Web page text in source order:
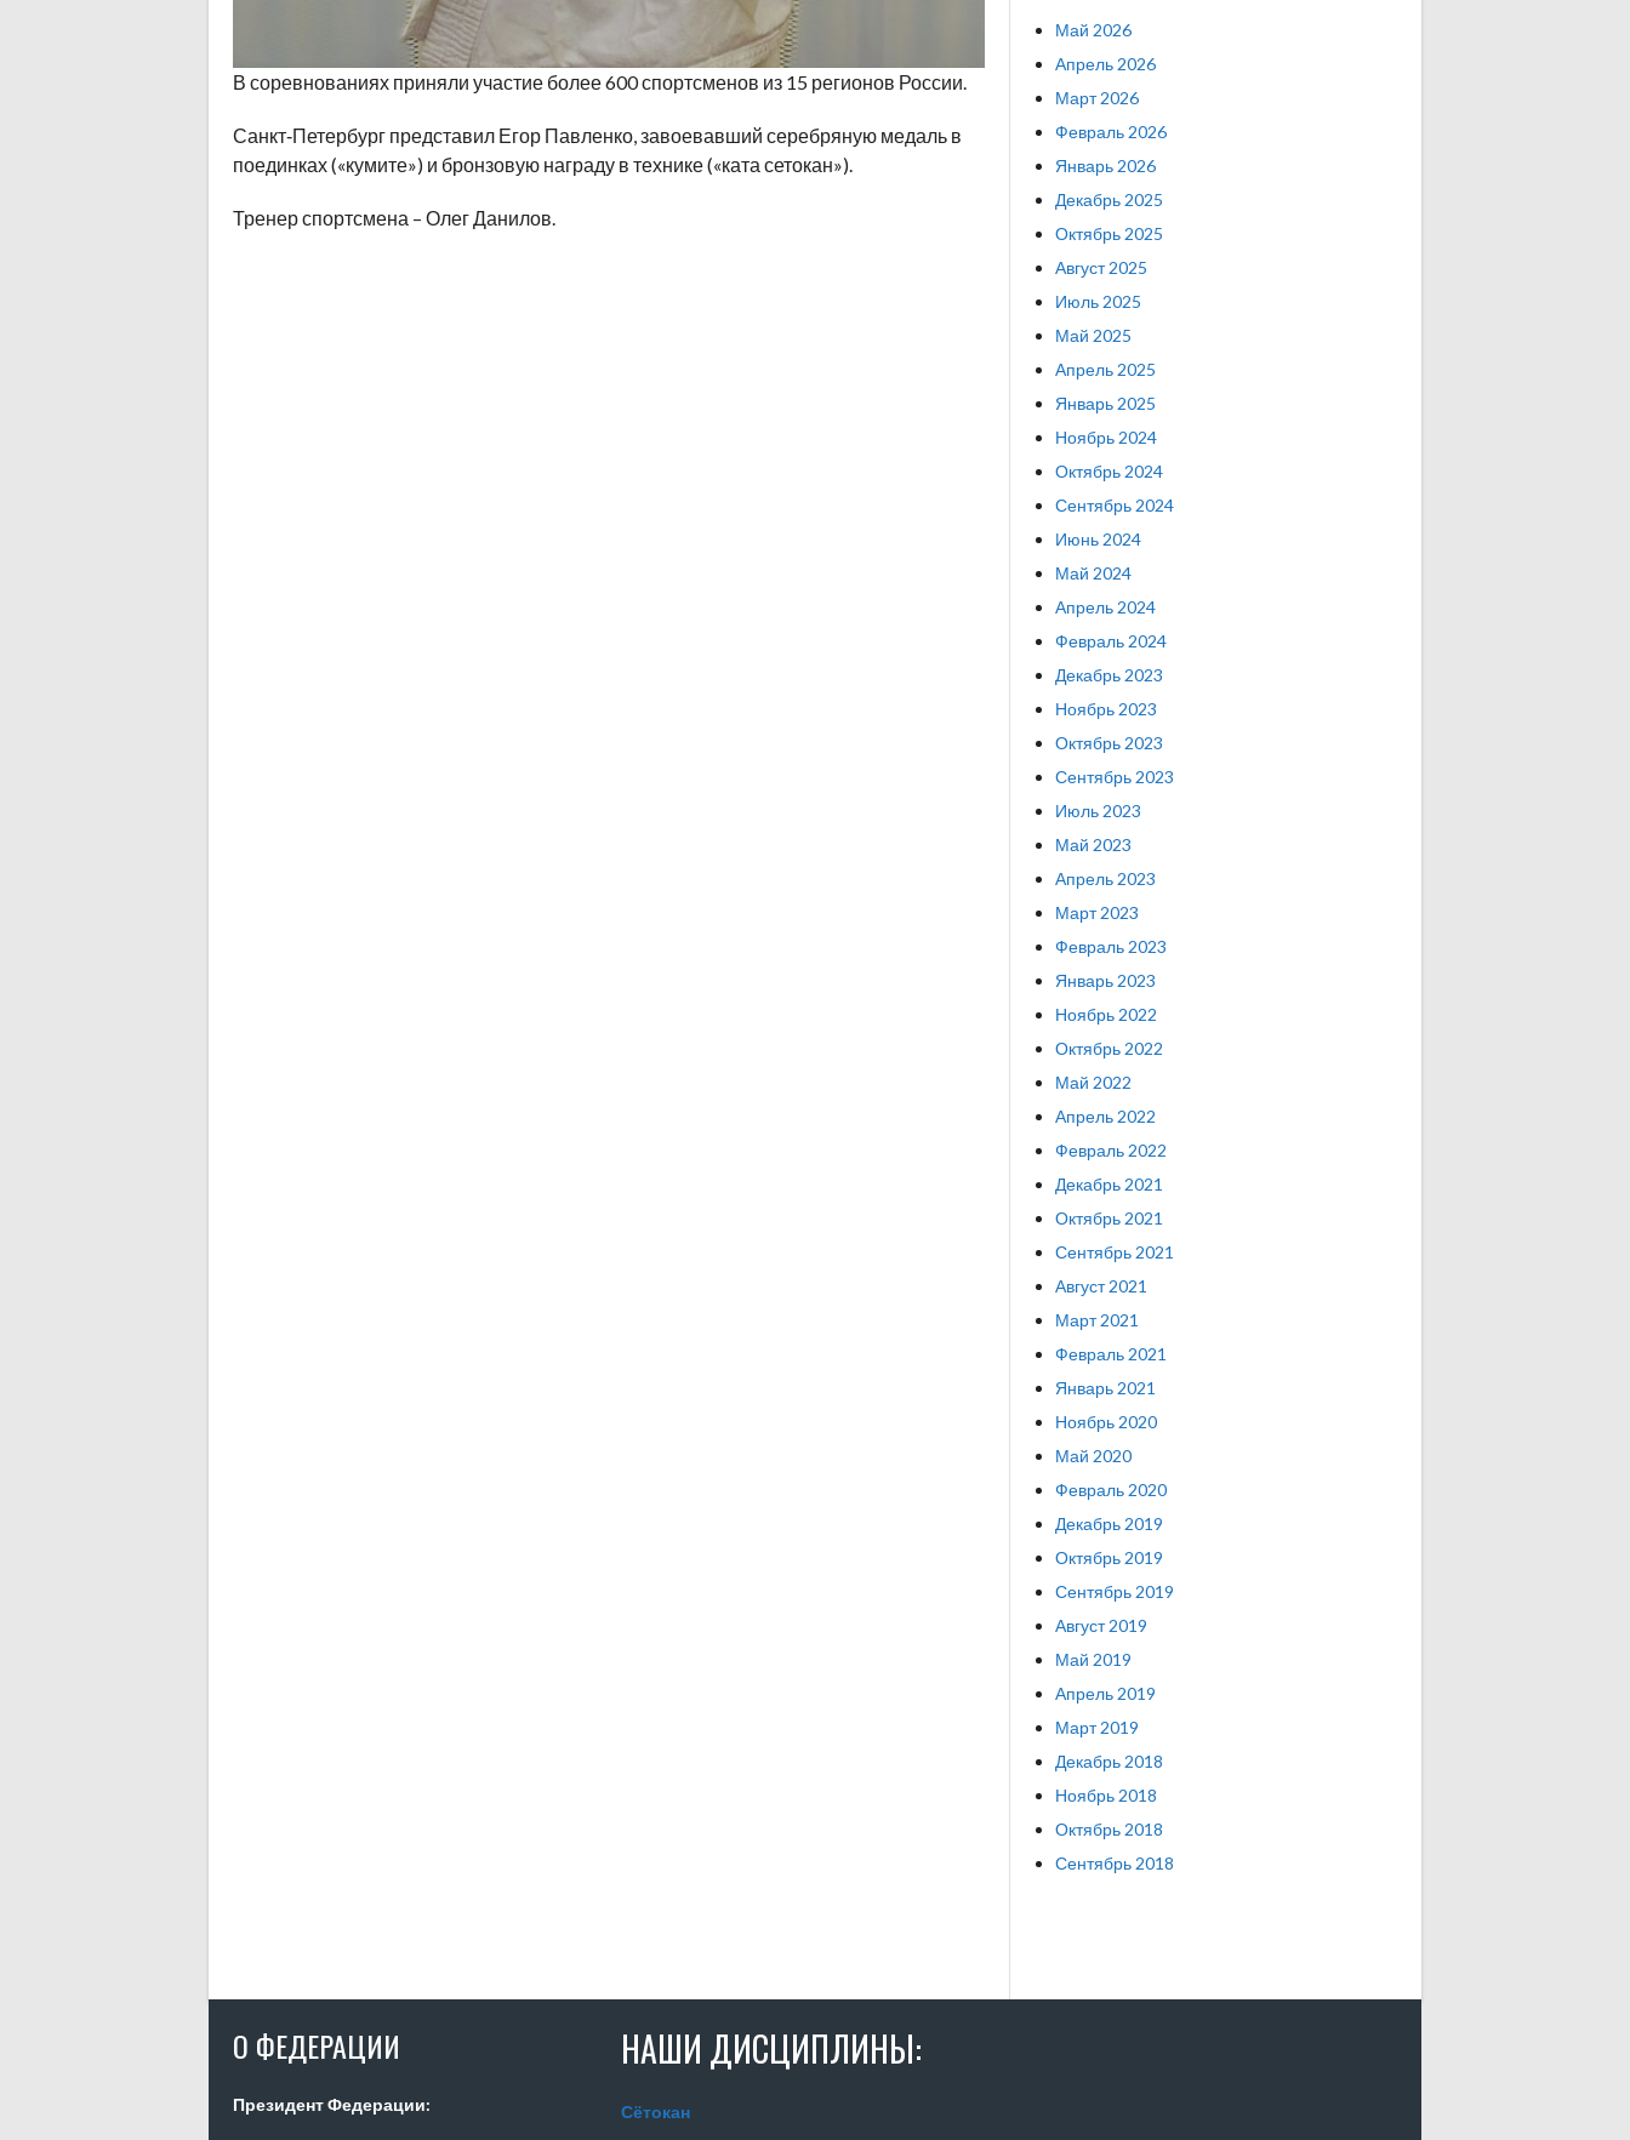
В соревнованиях приняли участие более 600 спортсменов из 15 регионов России.
Санкт‑Петербург представил Егор Павленко, завоевавший серебряную медаль в
поединках («кумите») и бронзовую награду в технике («ката сетокан»).
Тренер спортсмена – Олег Данилов.
Май 2026
Апрель 2026
Март 2026
Февраль 2026
Январь 2026
Декабрь 2025
Октябрь 2025
Август 2025
Июль 2025
Май 2025
Апрель 2025
Январь 2025
Ноябрь 2024
Октябрь 2024
Сентябрь 2024
Июнь 2024
Май 2024
Апрель 2024
Февраль 2024
Декабрь 2023
Ноябрь 2023
Октябрь 2023
Сентябрь 2023
Июль 2023
Май 2023
Апрель 2023
Март 2023
Февраль 2023
Январь 2023
Ноябрь 2022
Октябрь 2022
Май 2022
Апрель 2022
Февраль 2022
Декабрь 2021
Октябрь 2021
Сентябрь 2021
Август 2021
Март 2021
Февраль 2021
Январь 2021
Ноябрь 2020
Май 2020
Февраль 2020
Декабрь 2019
Октябрь 2019
Сентябрь 2019
Август 2019
Май 2019
Апрель 2019
Март 2019
Декабрь 2018
Ноябрь 2018
Октябрь 2018
Сентябрь 2018
О ФЕДЕРАЦИИ
Президент Федерации:
НАШИ ДИСЦИПЛИНЫ:
Сётокан